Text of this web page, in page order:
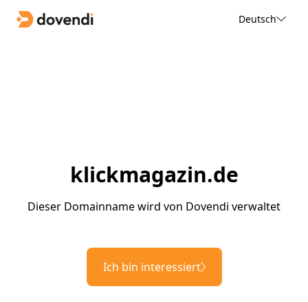
Deutsch
klickmagazin.de
Dieser Domainname wird von Dovendi verwaltet
Ich bin interessiert